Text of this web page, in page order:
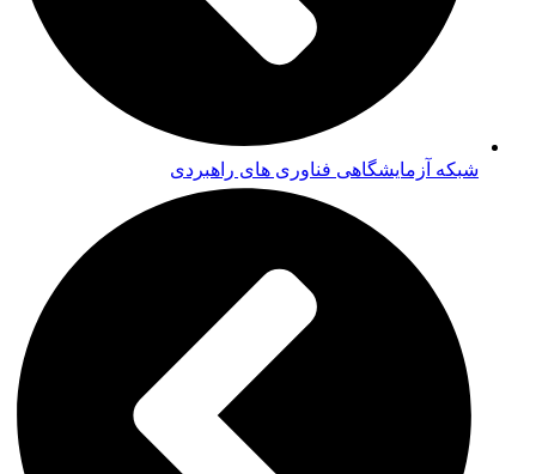
شبکه آزمایشگاهی فناوری های راهبردی